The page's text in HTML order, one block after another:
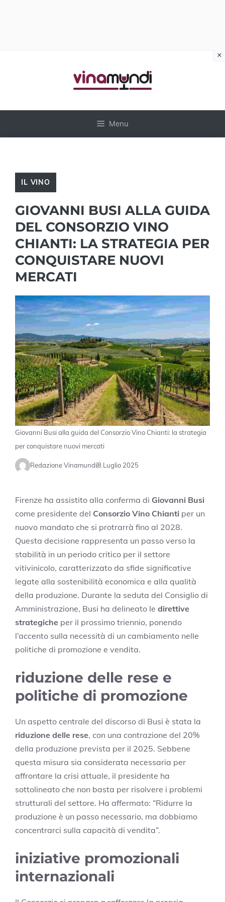
Menu
IL VINO
GIOVANNI BUSI ALLA GUIDA
DEL CONSORZIO VINO
CHIANTI: LA STRATEGIA PER
CONQUISTARE NUOVI
MERCATI
Giovanni Busi alla guida del Consorzio Vino Chianti: la strategia
per conquistare nuovi mercati
Redazione Vinamundi8 Luglio 2025
Firenze ha assistito alla conferma di Giovanni Busi
come presidente del Consorzio Vino Chianti per un
nuovo mandato che si protrarrà fino al 2028.
Questa decisione rappresenta un passo verso la
stabilità in un periodo critico per il settore
vitivinicolo, caratterizzato da sfide significative
legate alla sostenibilità economica e alla qualità
della produzione. Durante la seduta del Consiglio di
Amministrazione, Busi ha delineato le direttive
strategiche per il prossimo triennio, ponendo
l’accento sulla necessità di un cambiamento nelle
politiche di promozione e vendita.
riduzione delle rese e
politiche di promozione
Un aspetto centrale del discorso di Busi è stata la
riduzione delle rese, con una contrazione del 20%
della produzione prevista per il 2025. Sebbene
questa misura sia considerata necessaria per
affrontare la crisi attuale, il presidente ha
sottolineato che non basta per risolvere i problemi
strutturali del settore. Ha affermato: “Ridurre la
produzione è un passo necessario, ma dobbiamo
concentrarci sulla capacità di vendita”.
iniziative promozionali
internazionali
×